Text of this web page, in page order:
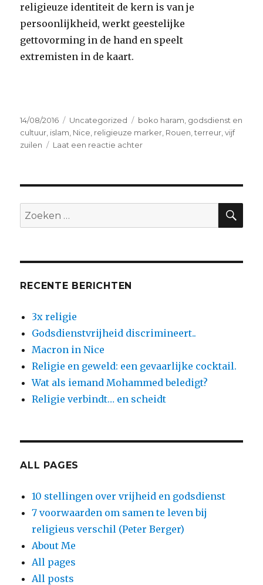
religieuze identiteit de kern is van je
persoonlijkheid, werkt geestelijke
gettovorming in de hand en speelt
extremisten in de kaart.
Geplaatst
op
14/08/2016 Categorieën
Uncategorized Tags
boko haram godsdienst en
cultuur islam Nice religieuze marker Rouen ,terreur ,vijf
zuilen
Laat een reactie achterop
marker!
Zoeken
naar:
RECENTE BERICHTEN
3x religie
Godsdienstvrijheid discrimineert..
Macron in Nice
Religie en geweld: een gevaarlijke cocktail.
Wat als iemand Mohammed beledigt?
Religie verbindt… en scheidt
ALL PAGES
10 stellingen over vrijheid en godsdienst
7 voorwaarden om samen te leven bij
religieus verschil (Peter Berger)
About Me
All pages
All posts